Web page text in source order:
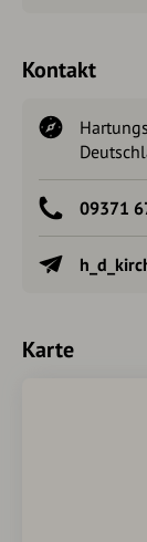
Kontakt
09371
Karte